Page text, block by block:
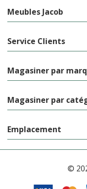
Meubles Jacob
Service Clients
Magasiner par
Magasiner par
Emplacement
©